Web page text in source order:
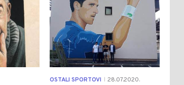
OSTALI SPORTOVI 28.07.2020.